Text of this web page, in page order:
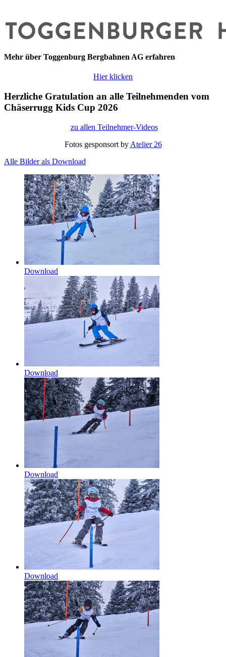
Mehr über Toggenburg Bergbahnen AG erfahren
Hier klicken
Herzliche Gratulation an alle Teilnehmenden vom
Chäserrugg Kids Cup 2026
zu allen Teilnehmer-Videos
Fotos gesponsort by Atelier 26
Alle Bilder als Download
Download
Download
Download
Download